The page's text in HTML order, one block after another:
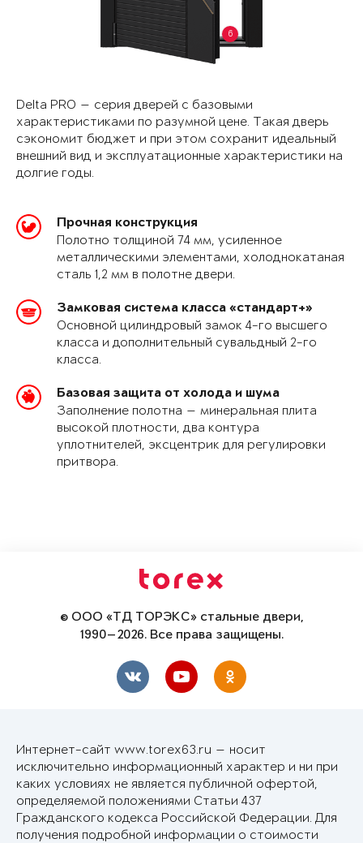
6
Delta PRO — серия дверей с базовыми
характеристиками по разумной цене. Такая дверь
сэкономит бюджет и при этом сохранит идеальный
внешний вид и эксплуатационные характеристики на
долгие годы.
Прочная конструкция
Полотно толщиной 74 мм, усиленное
металлическими элементами, холоднокатаная
сталь 1,2 мм в полотне двери.
Замковая система класса «стандарт+»
Основной цилиндровый замок 4-го высшего
класса и дополнительный сувальдный 2-го
класса.
Базовая защита от холода и шума
Заполнение полотна — минеральная плита
высокой плотности, два контура
уплотнителей, эксцентрик для регулировки
притвора.
© ООО «ТД ТОРЭКС» стальные двери,
1990—2026. Все права защищены.
Интернет-сайт www.torex63.ru — носит
исключительно информационный характер и ни при
каких условиях не является публичной офертой,
определяемой положениями Статьи 437
Гражданского кодекса Российской Федерации. Для
получения подробной информации о стоимости